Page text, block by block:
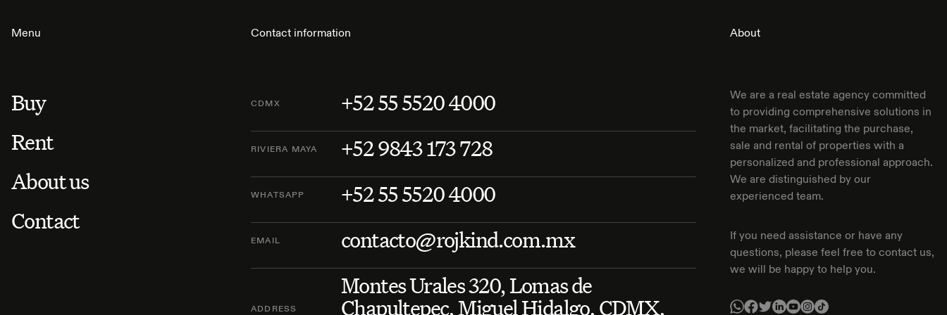
Menu
Buy
Rent
About us
Contact
Contact information
CDMX +52 55 5520 4000
RIVIERA MAYA +52 9843 173 728
WHATSAPP +52 55 5520 4000
EMAIL contacto@rojkind.com.mx
ADDRESS
Montes Urales 320, Lomas de
Chapultepec, Miguel Hidalgo, CDMX,
About
We are a real estate agency committed
to providing comprehensive solutions in
the market, facilitating the purchase,
sale and rental of properties with a
personalized and professional approach.
We are distinguished by our
experienced team.
If you need assistance or have any
questions, please feel free to contact us,
we will be happy to help you.